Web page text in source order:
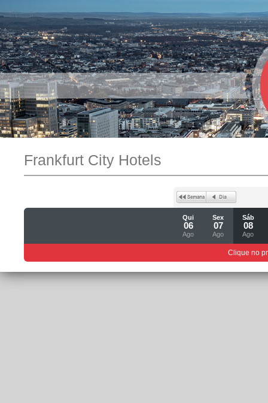
Frankfurt City Hotels
Qui
06
Ago
Sex
07
Ago
Sáb
08
Ago
Clique no